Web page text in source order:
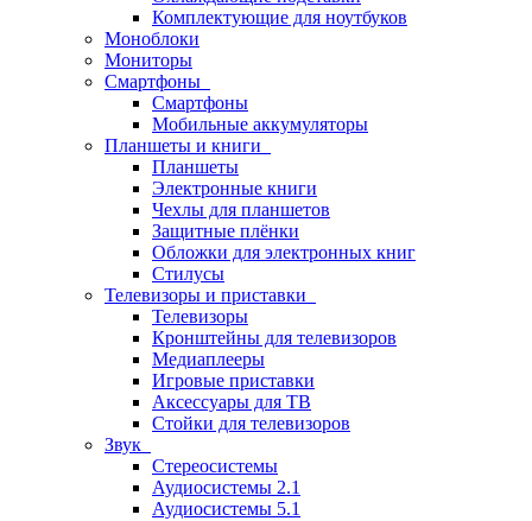
Комплектующие для ноутбуков
Моноблоки
Мониторы
Смартфоны
Смартфоны
Мобильные аккумуляторы
Планшеты и книги
Планшеты
Электронные книги
Чехлы для планшетов
Защитные плёнки
Обложки для электронных книг
Стилусы
Телевизоры и приставки
Телевизоры
Кронштейны для телевизоров
Медиаплееры
Игровые приставки
Аксессуары для ТВ
Стойки для телевизоров
Звук
Стереосистемы
Аудиосистемы 2.1
Аудиосистемы 5.1